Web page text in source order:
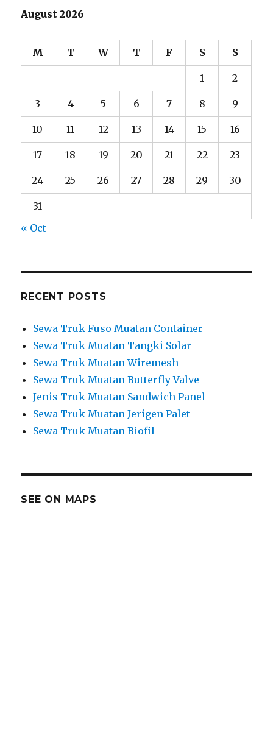
August 2026
M T W T F S S
1 2
3 4 5 6 7 8 9
10 11 12 13 14 15 16
17 18 19 20 21 22 23
24 25 26 27 28 29 30
31
« Oct
RECENT POSTS
Sewa Truk Fuso Muatan Container
Sewa Truk Muatan Tangki Solar
Sewa Truk Muatan Wiremesh
Sewa Truk Muatan Butterfly Valve
Jenis Truk Muatan Sandwich Panel
Sewa Truk Muatan Jerigen Palet
Sewa Truk Muatan Biofil
SEE ON MAPS